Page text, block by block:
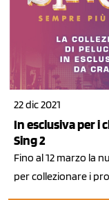
22 dic 2021
In esclusiva per i
Sing 2
Fino al 12 marzo la
per collezionare i